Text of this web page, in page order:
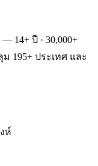
14+ ปี · 30,000+
ม 195+ ประเทศ และ
ห์